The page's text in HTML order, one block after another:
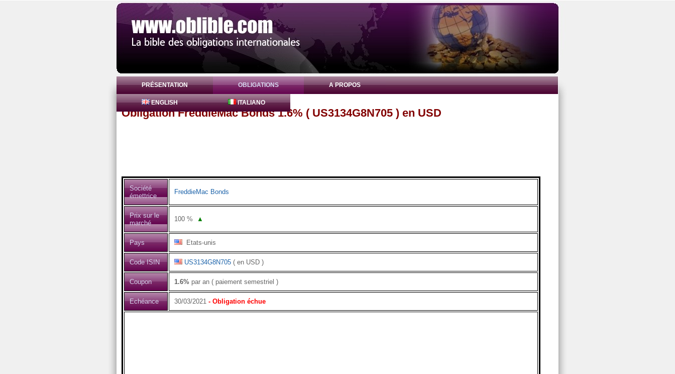
PRÉSENTATION OBLIGATIONS A PROPOS
ENGLISH ITALIANO
Obligation FreddieMac Bonds 1.6% ( US3134G8N705 ) en USD
Société
émettrice
FreddieMac Bonds
Prix sur le
marché
100% ▲
Pays Etats-unis
Code ISIN US3134G8N705( en USD )
Coupon 1.6%par an ( paiement semestriel )
Echéance 30/03/2021- Obligation échue